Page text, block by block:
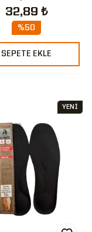
32,89 ₺
%50
SEPETE EKLE
YENİ